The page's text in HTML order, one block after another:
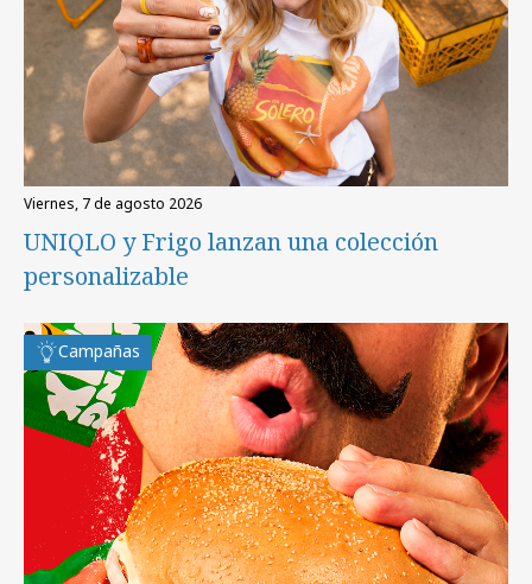
viernes, 7 de agosto 2026
UNIQLO y Frigo lanzan una colección
personalizable
Campañas